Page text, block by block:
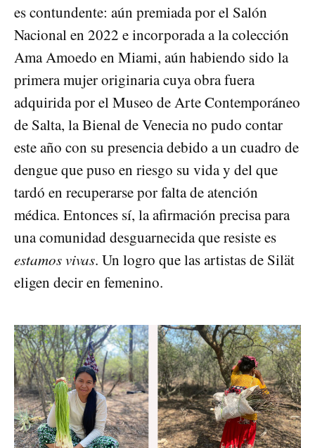
es contundente: aún premiada por el Salón
Nacional en 2022 e incorporada a la colección
Ama Amoedo en Miami, aún habiendo sido la
primera mujer originaria cuya obra fuera
adquirida por el Museo de Arte Contemporáneo
de Salta, la Bienal de Venecia no pudo contar
este año con su presencia debido a un cuadro de
dengue que puso en riesgo su vida y del que
tardó en recuperarse por falta de atención
médica. Entonces sí, la afirmación precisa para
una comunidad desguarnecida que resiste es
estamos vivas. Un logro que las artistas de Silät
eligen decir en femenino.